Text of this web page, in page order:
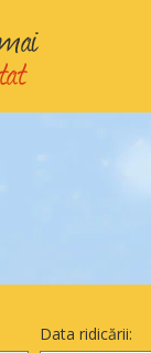
Data ridicării: